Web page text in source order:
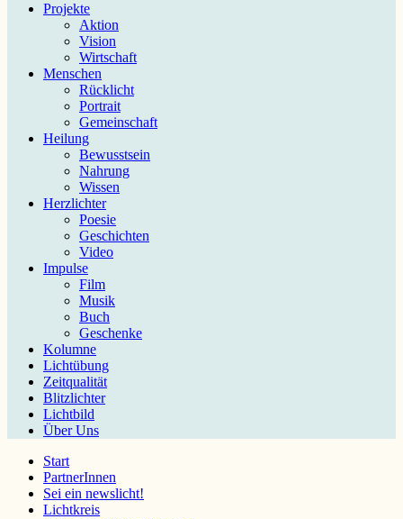
Projekte
Aktion
Vision
Wirtschaft
Menschen
Rücklicht
Portrait
Gemeinschaft
Heilung
Bewusstsein
Nahrung
Wissen
Herzlichter
Poesie
Geschichten
Video
Impulse
Film
Musik
Buch
Geschenke
Kolumne
Lichtübung
Zeitqualität
Blitzlichter
Lichtbild
Über Uns
Start
PartnerInnen
Sei ein newslicht!
Lichtkreis